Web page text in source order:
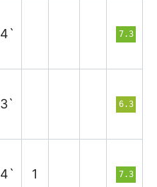
7.3
6.3
1 7.3